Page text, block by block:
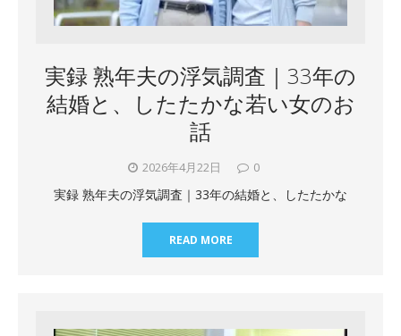
実録 熟年夫の浮気調査｜33年の
結婚と、したたかな若い女のお
話
2026年4月22日 0
実録 熟年夫の浮気調査｜33年の結婚と、したたかな
READ MORE